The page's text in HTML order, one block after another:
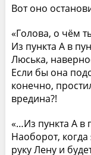
Вот оно
«Голова, о чём
Из пункта А в
Люська,
Если бы она
конечно,
вредина?!
«…Из пункта А в
Наоборот,
руку Лену и